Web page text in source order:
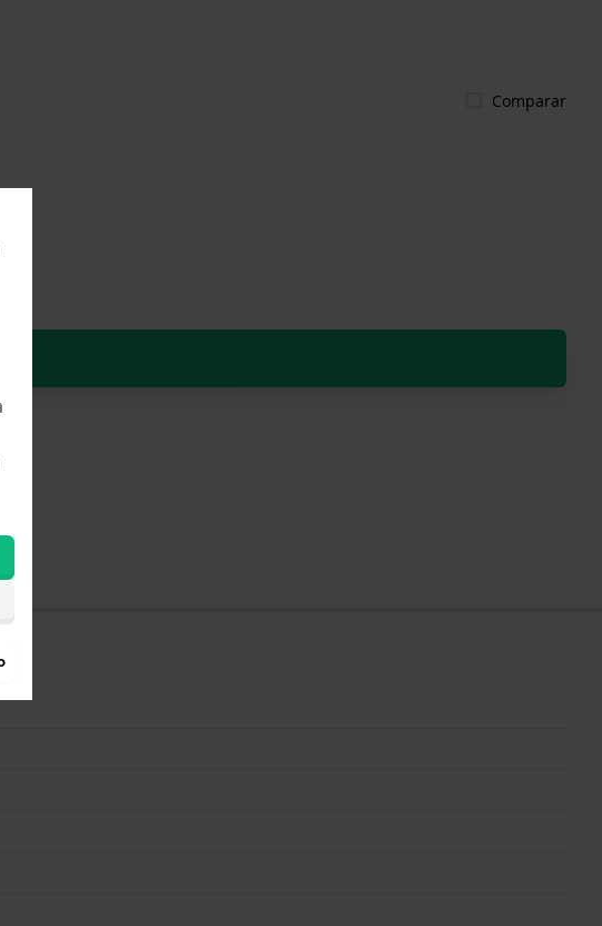
Comparar